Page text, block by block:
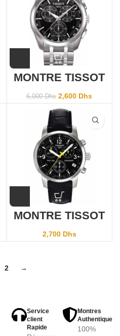
MONTRE TISSOT
Couturier
T035.617.11.051.00
6,000Dhs 2,600 Dhs
MONTRE TISSOT
PRC200
T17.1.526.52
2,700 Dhs
2 →
Service
client
Rapide
Montres
Authentique
100%